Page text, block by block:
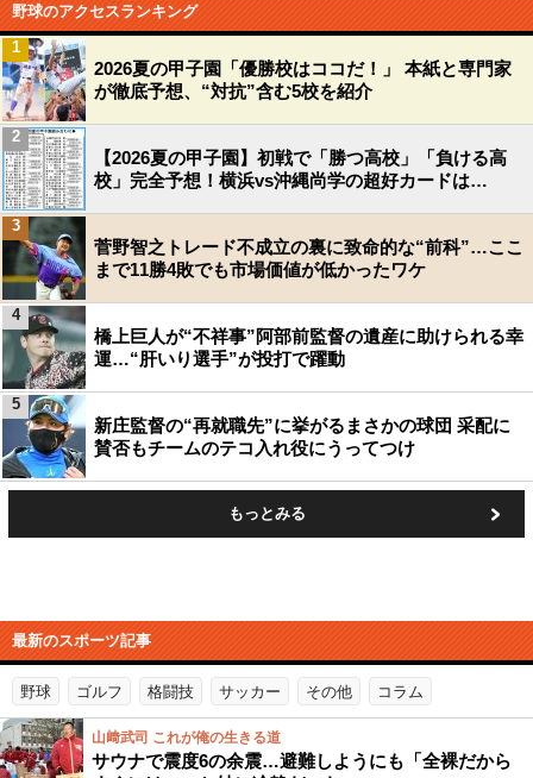
野球のアクセスランキング
2026夏の甲子園「優勝校はココだ！」 本紙と専門家
が徹底予想、“対抗”含む5校を紹介
1
【2026夏の甲子園】初戦で「勝つ高校」「負ける高
校」完全予想！横浜vs沖縄尚学の超好カードは…
2
菅野智之トレード不成立の裏に致命的な“前科”…ここ
まで11勝4敗でも市場価値が低かったワケ
3
橋上巨人が“不祥事”阿部前監督の遺産に助けられる幸
運…“肝いり選手”が投打で躍動
4
新庄監督の“再就職先”に挙がるまさかの球団 采配に
賛否もチームのテコ入れ役にうってつけ
5
もっとみる
最新のスポーツ記事
野球 ゴルフ 格闘技 サッカー その他 コラム
山﨑武司 これが俺の生きる道
サウナで震度6の余震…避難しようにも「全裸だから